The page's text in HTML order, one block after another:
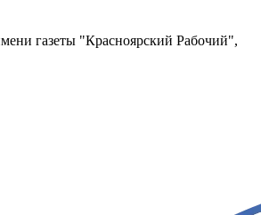
газеты "Красноярский Рабочий",